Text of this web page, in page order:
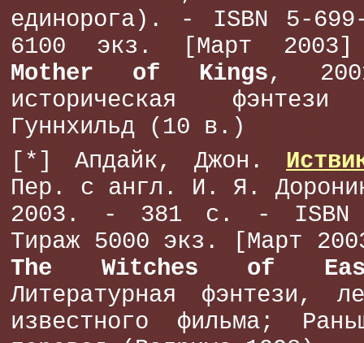
единорога). - ISBN 5-
6100 экз. [Март
Mother of Kings,
историческая
Гуннхильд (10 в.)
[*] Апдайк, Джон.
Пер. с англ. И. Я.
2003. - 381 с. - ISBN
Тираж 5000 экз. [Март
The Witches of
Литературная фэнтези,
известного фильма;